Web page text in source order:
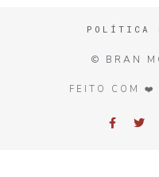
POLÍTICA
© BRAN
FEITO COM ❤️